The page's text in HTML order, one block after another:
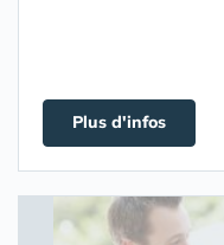
Plus d'infos